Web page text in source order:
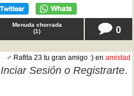
Menuda chorrada
(1) 0
♂ Rafita 23 tu gran amigo :) en amistad
Inciar Sesión o Registrarte.